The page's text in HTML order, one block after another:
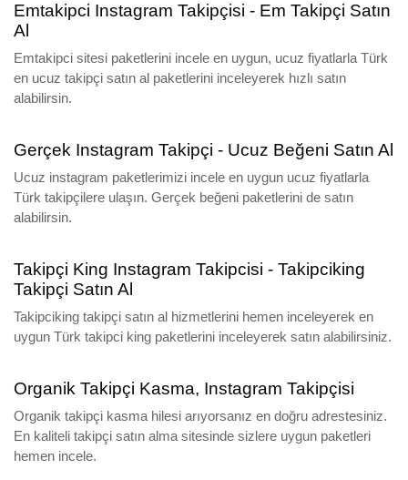
Emtakipci Instagram Takipçisi - Em Takipçi Satın
Al
Emtakipci sitesi paketlerini incele en uygun, ucuz fiyatlarla Türk
en ucuz takipçi satın al paketlerini inceleyerek hızlı satın
alabilirsin.
Gerçek Instagram Takipçi - Ucuz Beğeni Satın Al
Ucuz instagram paketlerimizi incele en uygun ucuz fiyatlarla
Türk takipçilere ulaşın. Gerçek beğeni paketlerini de satın
alabilirsin.
Takipçi King Instagram Takipcisi - Takipciking
Takipçi Satın Al
Takipciking takipçi satın al hizmetlerini hemen inceleyerek en
uygun Türk takipci king paketlerini inceleyerek satın alabilirsiniz.
Organik Takipçi Kasma, Instagram Takipçisi
Organik takipçi kasma hilesi arıyorsanız en doğru adrestesiniz.
En kaliteli takipçi satın alma sitesinde sizlere uygun paketleri
hemen incele.